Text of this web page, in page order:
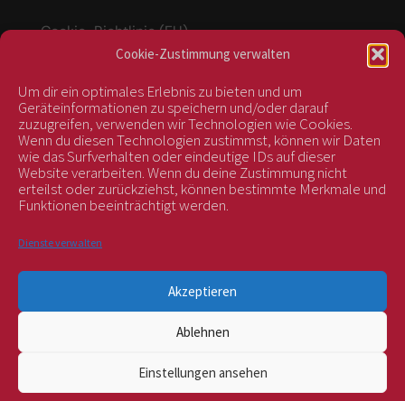
Cookie-Zustimmung verwalten
Um dir ein optimales Erlebnis zu bieten und um
Geräteinformationen zu speichern und/oder darauf
zuzugreifen, verwenden wir Technologien wie Cookies.
Wenn du diesen Technologien zustimmst, können wir Daten
wie das Surfverhalten oder eindeutige IDs auf dieser
Website verarbeiten. Wenn du deine Zustimmung nicht
erteilst oder zurückziehst, können bestimmte Merkmale und
Funktionen beeinträchtigt werden.
Dienste verwalten
Akzeptieren
Ablehnen
Einstellungen ansehen
Cookie-Richtlinie (EU)
Vertrag widerrufen
kontrolliert durch:
BIOS Nr. AT-BIO-401